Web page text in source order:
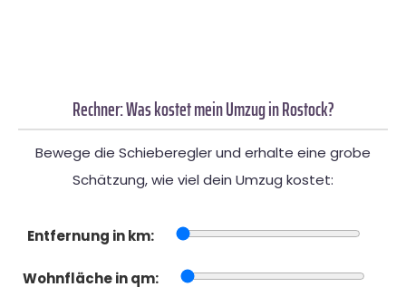
Rechner: Was kostet mein Umzug in Rostock?
Bewege die Schieberegler und erhalte eine grobe
Schätzung, wie viel dein Umzug kostet:
Entfernung in km:
Wohnfläche in qm: